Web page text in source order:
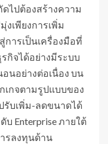
ไปต้องสร้างความ
งเพียงการเพิ่ม
ารเป็นเครื่องมือที่
กิจได้อย่างมีระบบ
นอย่างต่อเนื่อง บน
กจตามรูปแบบของ
รับเพิ่ม-ลดขนาดได้
บ Enterprise ภายใต้
รลงทุนด้าน